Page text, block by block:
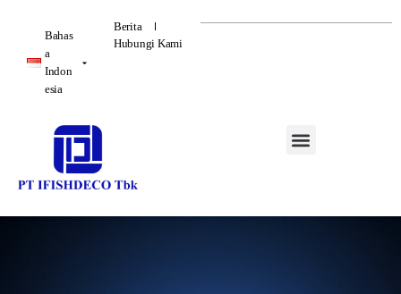
Bahas
a
Indon
esia
Berita
Hubungi Kami